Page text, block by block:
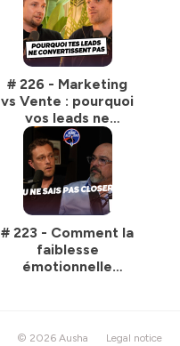
# 226 - Marketing
vs Vente : pourquoi
vos leads ne
convertissent pas
avec Jeremy Leplu
de Smart Caller IA
# 223 - Comment la
faiblesse
émotionnelle
© 2026 Ausha Legal notice